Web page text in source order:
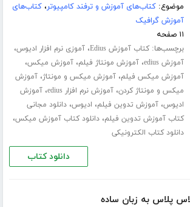
موضوع:کتاب‌های آموزش و ترفند کامپیوتر،کتاب‌های
آموزش گرافیک
۱۱ صفحه
برچسب‌ها:کتاب آموزش Edius ،آموزی نرم افزار ادیوس،
آموزش edius ،آموزش مونتاژ فیلم،آموزش میکس،
آموزش میکس فیلم،آموزش میکس و مونتاژ،آموزش
میکس و مونتاژ کردن،آموزش نرم افزار edius ،آموزش
ادیوس،آموزش تدوین فیلم، ادیوس،دانلود مجانی
کتاب آموزش تدوین فیلم،دانلود کتاب آموزش میکس،
دانلود کتاب الکترونیکی
دانلود کتاب
پلاس به زبان ساده